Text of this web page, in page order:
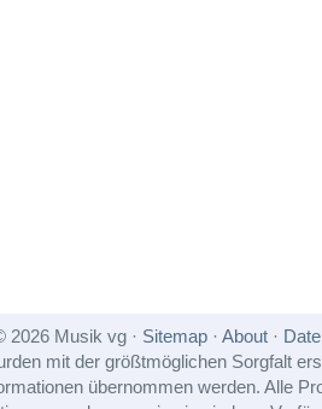
2026 Musik vg · Sitemap· About·
mit der größtmöglichen Sorgfalt
übernommen werden. Alle